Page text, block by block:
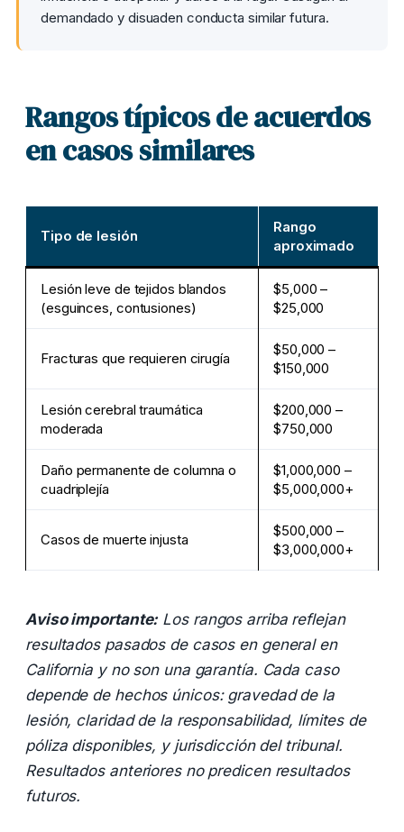
demandado y disuaden conducta similar futura.
Rangos típicos de acuerdos
en casos similares
Tipo de lesión
Rango
aproximado
Lesión leve de tejidos blandos
(esguinces, contusiones)
$5,000 –
$25,000
Fracturas que requieren cirugía
$50,000 –
$150,000
Lesión cerebral traumática
moderada
$200,000 –
$750,000
Daño permanente de columna o
cuadriplejía
$1,000,000 –
$5,000,000+
Casos de muerte injusta
$500,000 –
$3,000,000+
Aviso importante:Los rangos arriba reflejan
resultados pasados de casos en general en
California y no son una garantía. Cada caso
depende de hechos únicos: gravedad de la
lesión, claridad de la responsabilidad, límites de
póliza disponibles, y jurisdicción del tribunal.
Resultados anteriores no predicen resultados
futuros.